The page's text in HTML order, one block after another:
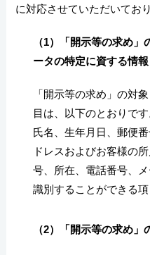
に対応させていただいており
（1）「開示等の求め
ータの特定に資する情報
「開示等の求め」の対
目は、以下のとおりです
氏名、生年月日、郵便
ドレスおよびお客様の
号、所在、電話番号、
識別することができる項
（2）「開示等の求め」